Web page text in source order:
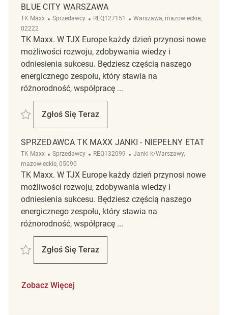
BLUE CITY WARSZAWA
TK Maxx Kategoria
Sprzedawcy ReqId
REQ127151 Lokalizacja
Warszawa, mazowieckie,
02222
TK Maxx. W TJX Europe każdy dzień przynosi nowe
możliwości rozwoju, zdobywania wiedzy i
odniesienia sukcesu. Będziesz częścią naszego
energicznego zespołu, który stawia na
różnorodność, współpracę ...
Zapisać Sprzedawca / Sprzedawczyni TK Maxx Blue City Warszawa
Zgłoś Się Teraz
Sprzedawca / Sprzedawczyni TK Maxx
SPRZEDAWCA TK MAXX JANKI - NIEPEŁNY ETAT
TK Maxx Kategoria
Sprzedawcy ReqId
REQ132099 Lokalizacja
Janki k/Warszawy,
mazowieckie, 05090
TK Maxx. W TJX Europe każdy dzień przynosi nowe
możliwości rozwoju, zdobywania wiedzy i
odniesienia sukcesu. Będziesz częścią naszego
energicznego zespołu, który stawia na
różnorodność, współpracę ...
Zapisać Sprzedawca TK Maxx Janki - niepełny etat REQ132099
Zgłoś Się Teraz
Sprzedawca TK Maxx Janki - Niepełny Etat
Zobacz Więcej